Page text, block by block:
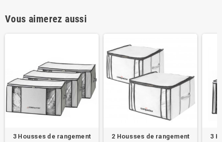
Vous aimerez aussi
3 Housses de rangement
2 Housses de rangement
3